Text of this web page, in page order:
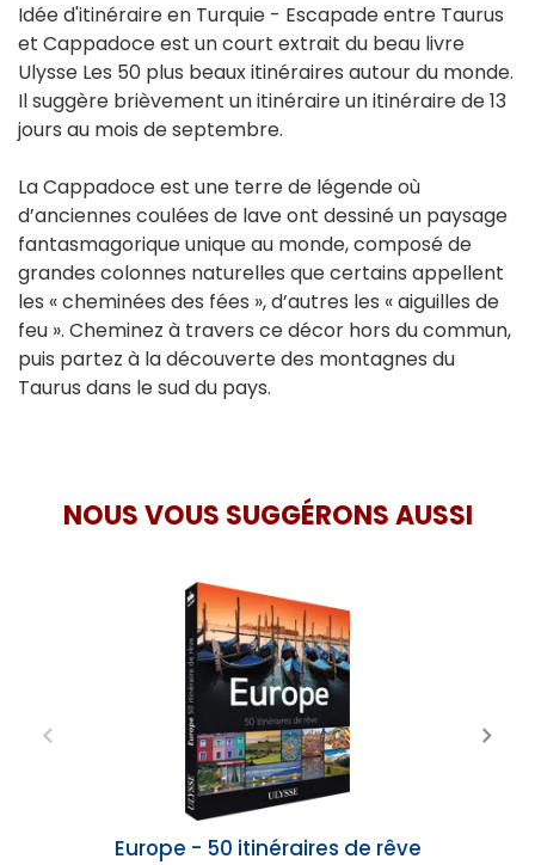
Idée d'itinéraire en Turquie - Escapade entre Taurus
et Cappadoce est un court extrait du beau livre
Ulysse Les 50 plus beaux itinéraires autour du monde.
Il suggère brièvement un itinéraire un itinéraire de 13
jours au mois de septembre.
La Cappadoce est une terre de légende où
d’anciennes coulées de lave ont dessiné un paysage
fantasmagorique unique au monde, composé de
grandes colonnes naturelles que certains appellent
les « cheminées des fées », d’autres les « aiguilles de
feu ». Cheminez à travers ce décor hors du commun,
puis partez à la découverte des montagnes du
Taurus dans le sud du pays.
NOUS VOUS SUGGÉRONS AUSSI
Europe - 50 itinéraires de rêve